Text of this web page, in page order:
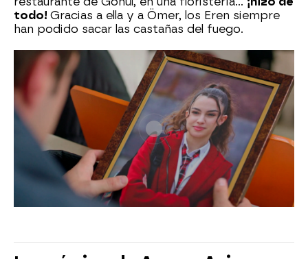
todo! Gracias a ella y a Ömer, los Eren siempre
han podido sacar las castañas del fuego.